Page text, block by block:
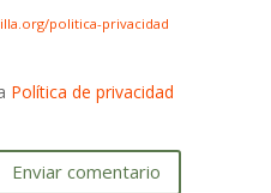
politica-privacidad
Política de privacidad
Enviar comentario